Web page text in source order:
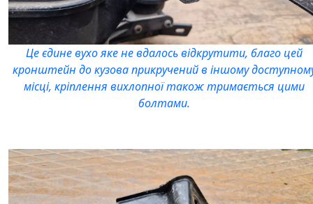
Це єдине вухо яке не вдалось відкрутити, благо цей
кронштейн до кузова прикручений в іншому
місці, кріплення вихлопної також тримається цими
болтами.